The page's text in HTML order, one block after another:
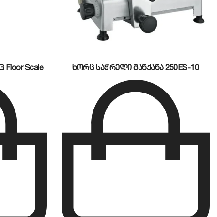
Scale ხორც საჭრელი მანქანა 250ES-10